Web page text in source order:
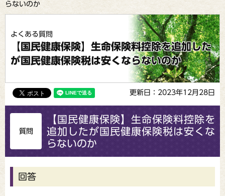
らないのか
よくある質問
【国民健康保険】生命保険料控除を追加した
が国民健康保険税は安くならないのか
更新日：2023年12月28日
質問
【国民健康保険】生命保険料控除を
追加したが国民健康保険税は安くな
らないのか
回答